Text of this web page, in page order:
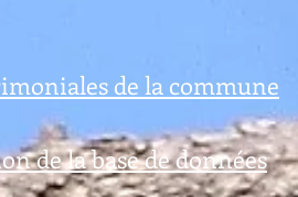
de la commune
de la base de données